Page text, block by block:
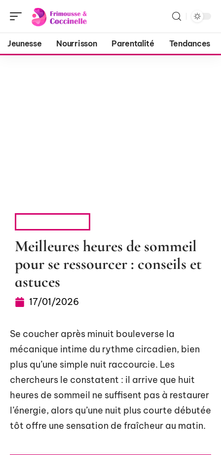
Jeunesse Nourrisson Parentalité Tendances
Meilleures heures de sommeil
pour se ressourcer : conseils et
astuces
17/01/2026
Se coucher après minuit bouleverse la
mécanique intime du rythme circadien, bien
plus qu’une simple nuit raccourcie. Les
chercheurs le constatent : il arrive que huit
heures de sommeil ne suffisent pas à restaurer
l’énergie, alors qu’une nuit plus courte débutée
tôt offre une sensation de fraîcheur au matin.